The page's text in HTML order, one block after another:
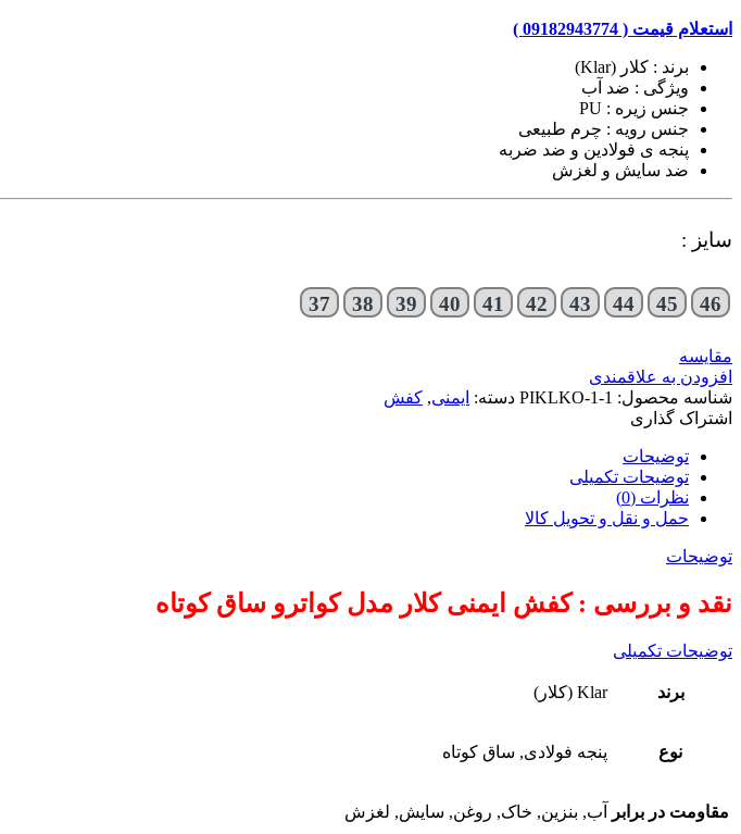
استعلام قیمت ( 09182943774 )
برند : کلار (Klar)
ویژگی : ضد آب
جنس زیره : PU
جنس رویه : چرم طبیعی
پنجه ی فولادین و ضد ضربه
ضد سایش و لغزش
سایز :
37 38 39 40 41 42 43 44 45 46
مقایسه
افزودن به علاقمندی
شناسه محصول: PIKLKO-1-1 دسته: ایمنی, کفش
اشتراک گذاری
توضیحات
توضیحات تکمیلی
نظرات (0)
حمل و نقل و تحویل کالا
توضیحات
نقد و بررسی : کفش ایمنی کلار مدل کواترو ساق کوتاه
توضیحات تکمیلی
برند Klar (کلار)
نوع پنجه فولادی, ساق کوتاه
مقاومت در برابر آب, بنزین, خاک, روغن, سایش, لغزش